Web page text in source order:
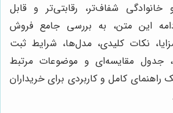
شفاف‌تر، رقابتی‌تر و قابل
این متن، به بررسی جامع فروش
نکات کلیدی، مدل‌ها، شرایط ثبت
جدول مقایسه‌ای و موضوعات مرتبط
کامل و کاربردی برای خریداران